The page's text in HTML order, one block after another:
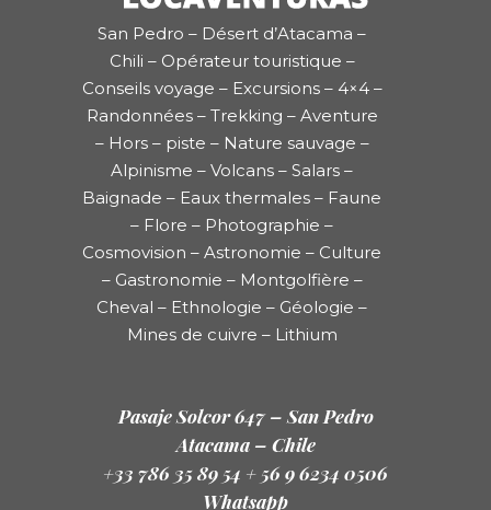
San Pedro – Désert d’Atacama –
Chili – Opérateur touristique –
Conseils voyage – Excursions – 4×4 –
Randonnées – Trekking – Aventure
– Hors – piste – Nature sauvage –
Alpinisme – Volcans – Salars –
Baignade – Eaux thermales – Faune
– Flore – Photographie –
Cosmovision – Astronomie – Culture
– Gastronomie – Montgolfière –
Cheval – Ethnologie – Géologie –
Mines de cuivre – Lithium
Pasaje Solcor 647 – San Pedro
Atacama – Chile
+33 786 35 89 54 + 56 9 6234 0506
Whatsapp